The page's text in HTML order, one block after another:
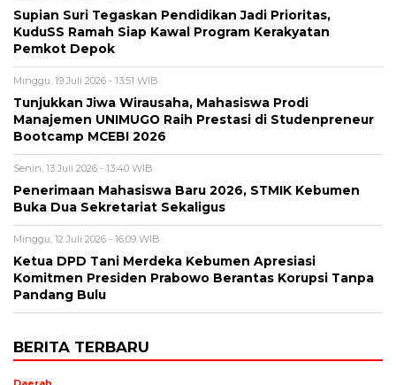
Supian Suri Tegaskan Pendidikan Jadi Prioritas,
KuduSS Ramah Siap Kawal Program Kerakyatan
Pemkot Depok
Minggu, 19 Juli 2026 - 13:51 WIB
Tunjukkan Jiwa Wirausaha, Mahasiswa Prodi
Manajemen UNIMUGO Raih Prestasi di Studenpreneur
Bootcamp MCEBI 2026
Senin, 13 Juli 2026 - 13:40 WIB
Penerimaan Mahasiswa Baru 2026, STMIK Kebumen
Buka Dua Sekretariat Sekaligus
Minggu, 12 Juli 2026 - 16:09 WIB
Ketua DPD Tani Merdeka Kebumen Apresiasi
Komitmen Presiden Prabowo Berantas Korupsi Tanpa
Pandang Bulu
BERITA TERBARU